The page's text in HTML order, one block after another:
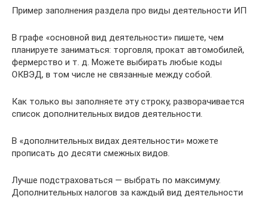
Пример заполнения раздела про виды деятельности ИП
В графе «основной вид деятельности» пишете, чем
планируете заниматься: торговля, прокат автомобилей,
фермерство и т. д. Можете выбирать любые коды
ОКВЭД, в том числе не связанные между собой.
Как только вы заполняете эту строку, разворачивается
список дополнительных видов деятельности.
В «дополнительных видах деятельности» можете
прописать до десяти смежных видов.
Лучше подстраховаться — выбрать по максимуму.
Дополнительных налогов за каждый вид деятельности